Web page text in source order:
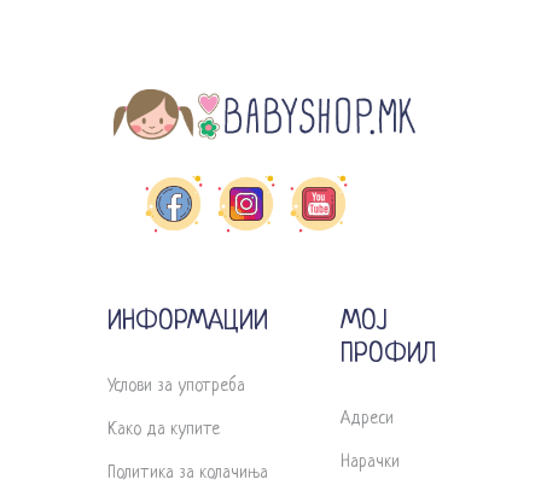
ИНФОРМАЦИИ
Услови за употреба
Како да купите
Политика за колачиња
МОЈ
ПРОФИЛ
Адреси
Нарачки